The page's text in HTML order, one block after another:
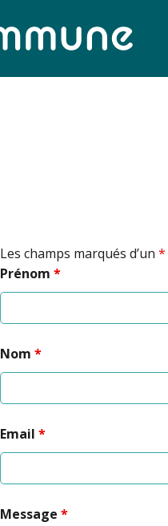
Les champs marqués d’un *
Prénom *
Nom *
Email *
Message *